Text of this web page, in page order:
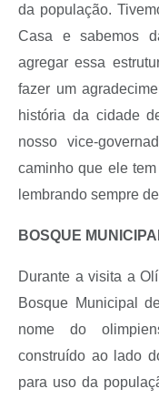
da população.
Casa e sabemos
agregar essa
fazer um
história da cidade
nosso vice-
caminho que ele
lembrando sempre
BOSQUE
Durante a visita a
Bosque Municipal
nome do
construído ao lado
para uso da